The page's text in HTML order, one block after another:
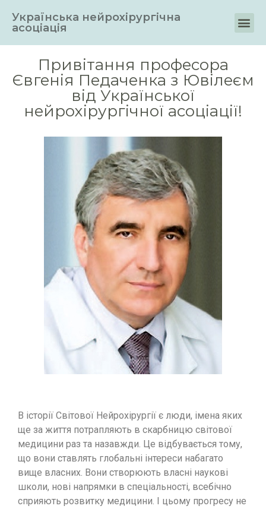
Українська нейрохірургічна
асоціація
Привітання професора
Євгенія Педаченка з Ювілеєм
від Української
нейрохірургічної асоціації!
В історії Світової Нейрохірургії є люди, імена яких
ще за життя потрапляють в скарбницю світової
медицини раз та назавжди. Це відбувається тому,
що вони ставлять глобальні інтереси набагато
вище власних. Вони створюють власні наукові
школи, нові напрямки в спеціальності, всебічно
сприяють розвитку медицини. І цьому прогресу не